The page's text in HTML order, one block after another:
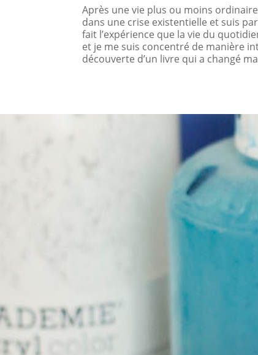
Après une vie plus ou moins
dans une crise existentielle et suis
fait l’expérience que la vie du
et je me suis concentré de manière
découverte d’un livre qui a changé ma